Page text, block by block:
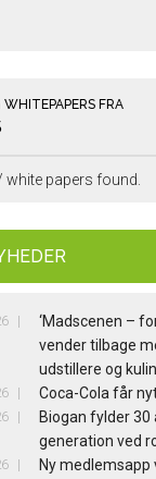
WHITEPAPERS FRA
white papers found.
‘Madscenen –
vender tilbage
udstillere og
Coca-Cola får
Biogan fylder 30
generation ved
Ny medlemsapp